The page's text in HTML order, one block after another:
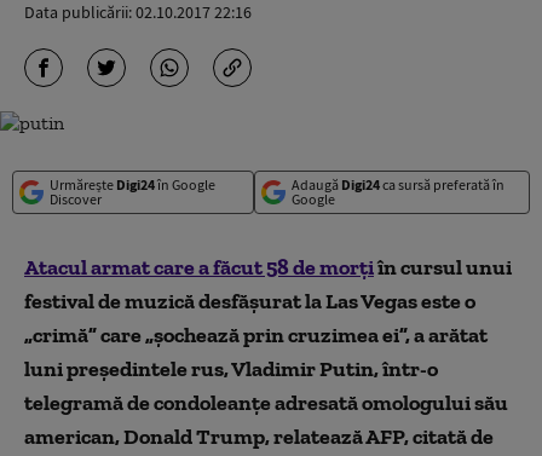
Data publicării:02.10.2017 22:16
Urmărește Digi24în Google
Discover
Adaugă Digi24ca sursă preferată în
Google
Atacul armat care a făcut 58 de morțiîn cursul unui
festival de muzică desfășurat la Las Vegas este o
„crimă” care „șochează prin cruzimea ei”, a arătat
luni președintele rus, Vladimir Putin, într-o
telegramă de condoleanțe adresată omologului său
american, Donald Trump, relatează AFP, citată de